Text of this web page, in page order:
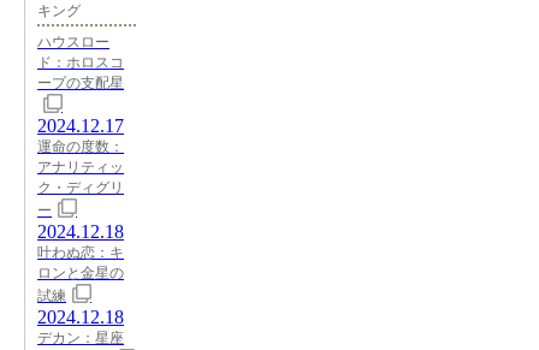
キング
ハウスロー
ド：ホロスコ
ープの支配星
2024.12.17
運命の度数：
アナリティッ
ク・ディグリ
ー
2024.12.18
叶わぬ恋：キ
ロンと金星の
試練
2024.12.18
デカン：星座